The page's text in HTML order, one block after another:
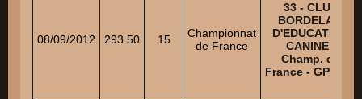
08/09/2012 293.50 15
Championnat
de France
33 - CLUB
BORDELAIS
D'EDUCATION
CANINE -
Champ. de
France - GP SCC